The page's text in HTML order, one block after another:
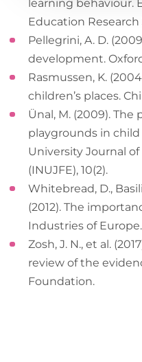
Education Research
Pellegrini, A. D.
development.
Rasmussen, K.
children’s places.
Ünal, M. (2009).
playgrounds in
University Journal
(INUJFE), 10(2).
Whitebread, D.,
(2012). The
Industries of Europe.
Zosh, J. N., et al.
review of the
Foundation.